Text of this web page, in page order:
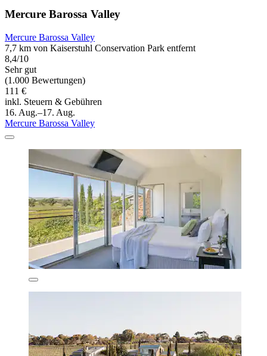
Mercure Barossa Valley
Mercure Barossa Valley
7,7 km von Kaiserstuhl Conservation Park entfernt
8,4/10
Sehr gut
(1.000 Bewertungen)
111 €
inkl. Steuern & Gebühren
16. Aug.–17. Aug.
Mercure Barossa Valley